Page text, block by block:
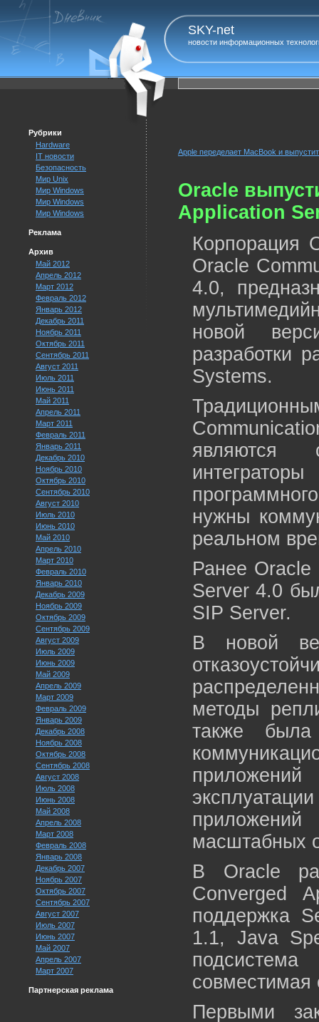
SKY-net
новости информационных
Рубрики
Hardware
IT новости
Безопасность
Мир Unix
Мир Windows
Мир Windows
Мир Windows
Реклама
Архив
Май 2012
Апрель 2012
Март 2012
Февраль 2012
Январь 2012
Декабрь 2011
Ноябрь 2011
Октябрь 2011
Сентябрь 2011
Август 2011
Июль 2011
Июнь 2011
Май 2011
Апрель 2011
Март 2011
Февраль 2011
Январь 2011
Декабрь 2010
Ноябрь 2010
Октябрь 2010
Сентябрь 2010
Август 2010
Июль 2010
Июнь 2010
Май 2010
Апрель 2010
Март 2010
Февраль 2010
Январь 2010
Декабрь 2009
Ноябрь 2009
Октябрь 2009
Сентябрь 2009
Август 2009
Июль 2009
Июнь 2009
Май 2009
Апрель 2009
Март 2009
Февраль 2009
Январь 2009
Декабрь 2008
Ноябрь 2008
Октябрь 2008
Сентябрь 2008
Август 2008
Июль 2008
Июнь 2008
Май 2008
Апрель 2008
Март 2008
Февраль 2008
Январь 2008
Декабрь 2007
Ноябрь 2007
Октябрь 2007
Сентябрь 2007
Август 2007
Июль 2007
Июнь 2007
Май 2007
Апрель 2007
Март 2007
Партнерская реклама
Apple переделает MacBook и выпустит
Oracle
Application
Корпорация
Oracle
4.0,
новой
разработки
Systems.
являются
нужны
реальном
Ранее Oracle
Server 4.0
SIP Server.
В новой
методы
также была
масштабных
В Oracle
Converged
поддержка
1.1, Java
совместимая
Первыми